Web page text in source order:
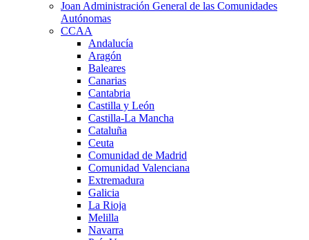
Joan Administración General de las Comunidades
Autónomas
CCAA
Andalucía
Aragón
Baleares
Canarias
Cantabria
Castilla y León
Castilla-La Mancha
Cataluña
Ceuta
Comunidad de Madrid
Comunidad Valenciana
Extremadura
Galicia
La Rioja
Melilla
Navarra